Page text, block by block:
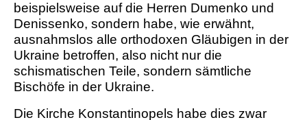
beispielsweise auf die Herren Dumenko und
Denissenko, sondern habe, wie erwähnt,
ausnahmslos alle orthodoxen Gläubigen in der
Ukraine betroffen, also nicht nur die
schismatischen Teile, sondern sämtliche
Bischöfe in der Ukraine.
Die Kirche Konstantinopels habe dies zwar